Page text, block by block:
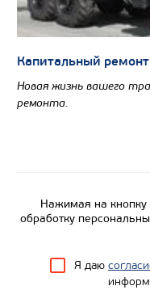
Капитальный
Новая жизнь вашего
ремонта.
Нажимая на кнопку
обработку
Я даю